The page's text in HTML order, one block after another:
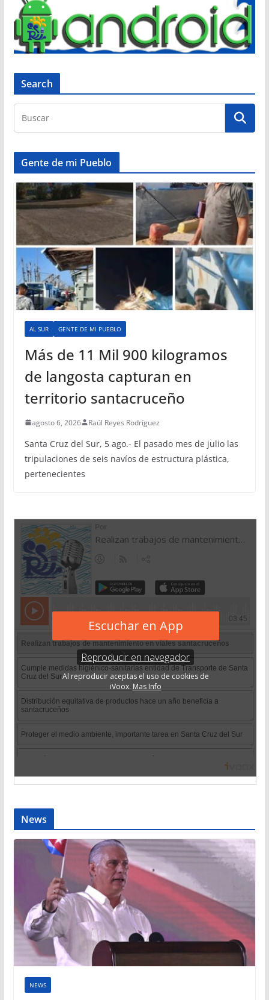
Search
Gente de mi Pueblo
AL SUR GENTE DE MI PUEBLO
Más de 11 Mil 900 kilogramos
de langosta capturan en
territorio santacruceño
agosto 6, 2026 Raúl Reyes Rodríguez
Santa Cruz del Sur, 5 ago.- El pasado mes de julio las
tripulaciones de seis navíos de estructura plástica,
pertenecientes
News
NEWS